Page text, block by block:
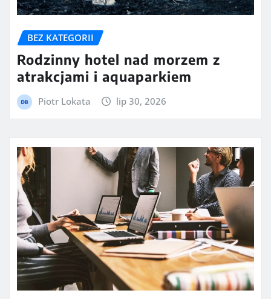
BEZ KATEGORII
Rodzinny hotel nad morzem z
atrakcjami i aquaparkiem
Piotr Lokata lip 30, 2026